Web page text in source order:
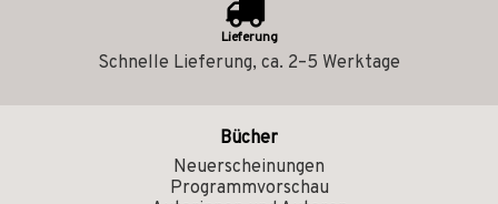
Lieferung
Schnelle Lieferung, ca. 2–5 Werktage
Bücher
Neuerscheinungen
Programmvorschau